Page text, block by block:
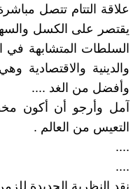
علاقة التتام تتصل
يقتصر على الكسل
السلطات المتشابهة في
والدينية
وأفضل من الغد ....
آمل وأرجو أن أكون
التعيس من العالم .
....
....
نقد النظرية الجديدة للزمن ( 3